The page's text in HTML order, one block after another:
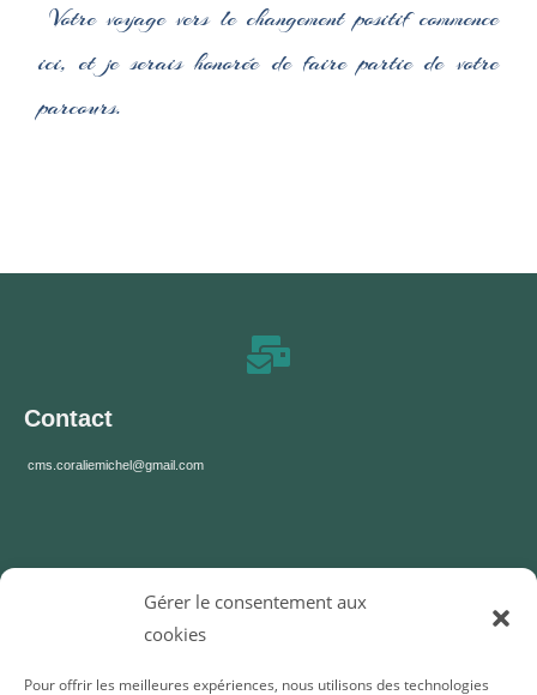
Gérer le consentement aux
cookies
Pour offrir les meilleures expériences, nous utilisons des technologies
Votre voyage vers le changement positif commence
ici, et je serais honorée de faire partie de votre
parcours.
Contact
cms.coraliemichel@gmail.com